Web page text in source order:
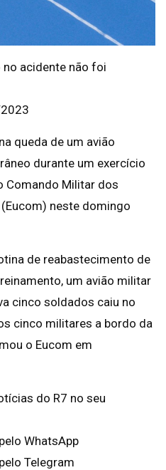
acidente não foi
queda de um avião
durante um exercício
Comando Militar dos
neste domingo
de reabastecimento de
um avião militar
cinco soldados caiu no
cinco militares a bordo da
o Eucom em
do R7 no seu
WhatsApp
Telegram